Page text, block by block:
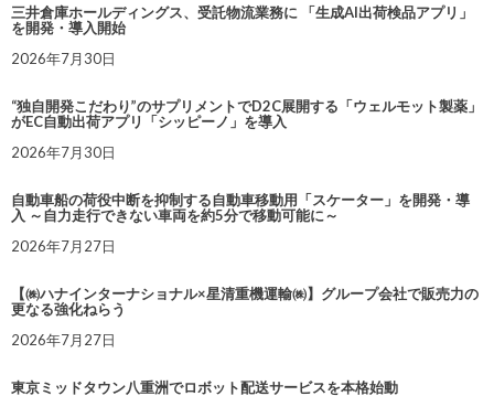
三井倉庫ホールディングス、受託物流業務に 「生成AI出荷検品アプリ」
を開発・導入開始
2026年7月30日
“独自開発こだわり”のサプリメントでD2C展開する「ウェルモット製薬」
がEC自動出荷アプリ「シッピーノ」を導入
2026年7月30日
自動車船の荷役中断を抑制する自動車移動用「スケーター」を開発・導
入 ～自力走行できない車両を約5分で移動可能に～
2026年7月27日
【㈱ハナインターナショナル×星清重機運輸㈱】グループ会社で販売力の
更なる強化ねらう
2026年7月27日
東京ミッドタウン八重洲でロボット配送サービスを本格始動